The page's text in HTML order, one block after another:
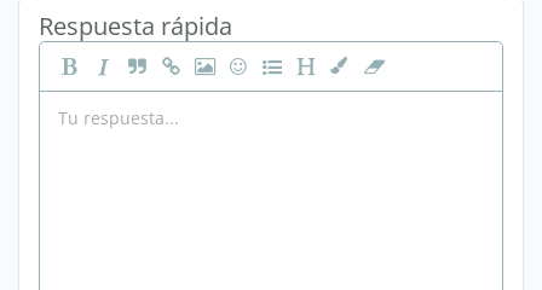
Respuesta rápida